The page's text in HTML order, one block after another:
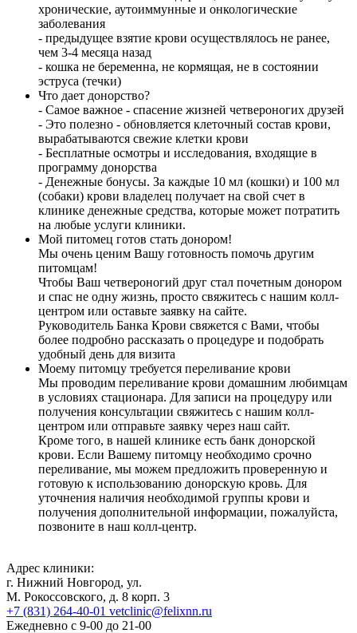
хронические, аутоиммунные и онкологические
заболевания
- предыдущее взятие крови осуществлялось не ранее,
чем 3-4 месяца назад
- кошка не беременна, не кормящая, не в состоянии
эструса (течки)
Что дает донорство?
- Самое важное - спасение жизней четвероногих друзей
- Это полезно - обновляется клеточный состав крови,
вырабатываются свежие клетки крови
- Бесплатные осмотры и исследования, входящие в
программу донорства
- Денежные бонусы. За каждые 10 мл (кошки) и 100 мл
(собаки) крови владелец получает на свой счет в
клинике денежные средства, которые может потратить
на любые услуги клиники.
Мой питомец готов стать донором!
Мы очень ценим Вашу готовность помочь другим
питомцам!
Чтобы Ваш четвероногий друг стал почетным донором
и спас не одну жизнь, просто свяжитесь с нашим колл-
центром или оставьте заявку на сайте.
Руководитель Банка Крови свяжется с Вами, чтобы
более подробно рассказать о процедуре и подобрать
удобный день для визита
Моему питомцу требуется переливание крови
Мы проводим переливание крови домашним любимцам
в условиях стационара. Для записи на процедуру или
получения консультации свяжитесь с нашим колл-
центром или отправьте заявку через наш сайт.
Кроме того, в нашей клинике есть банк донорской
крови. Если Вашему питомцу необходимо срочно
переливание, мы можем предложить проверенную и
готовую к использованию донорскую кровь. Для
уточнения наличия необходимой группы крови и
получения дополнительной информации, пожалуйста,
позвоните в наш колл-центр.
Адрес клиники:
г. Нижний Новгород, ул.
М. Рокоссовского, д. 8 корп. 3
+7 (831) 264-40-01 vetclinic@felixnn.ru
Ежедневно с 9-00 до 21-00